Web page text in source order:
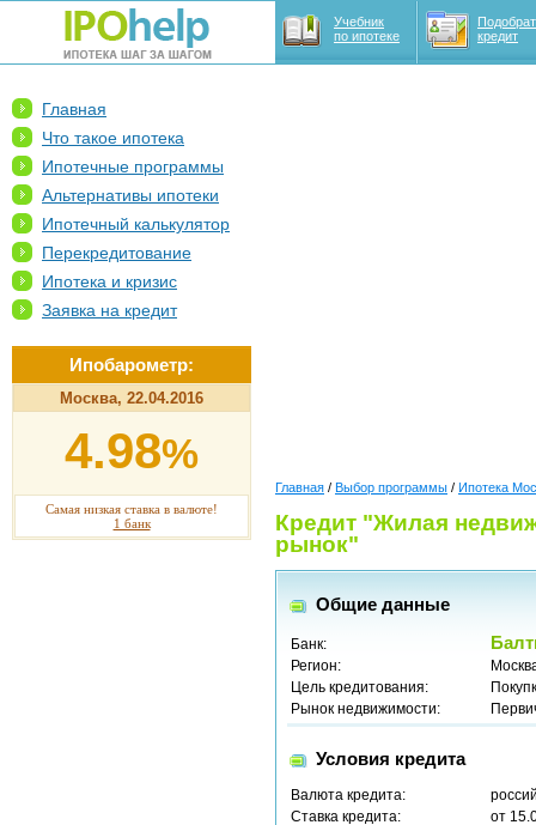
Учебник
по ипотеке
кредит
Главная
Что такое ипотека
Ипотечные программы
Альтернативы ипотеки
Ипотечный калькулятор
Перекредитование
Ипотека и кризис
Заявка на кредит
Ипобарометр:
Москва, 22.04.2016
4.98%
Самая низкая ставка в валюте!
1 банк
Главная / Выбор программы / Ипотека
Кредит "Жилая
рынок"
Общие данные
Банк:
Регион:
Цель кредитования:
Рынок недвижимости:
Условия кредита
Валюта кредита:
Ставка кредита:
от